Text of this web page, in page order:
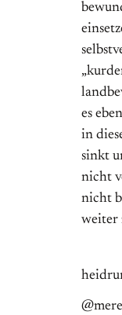
es
in
sinkt
nicht
nicht
weiter